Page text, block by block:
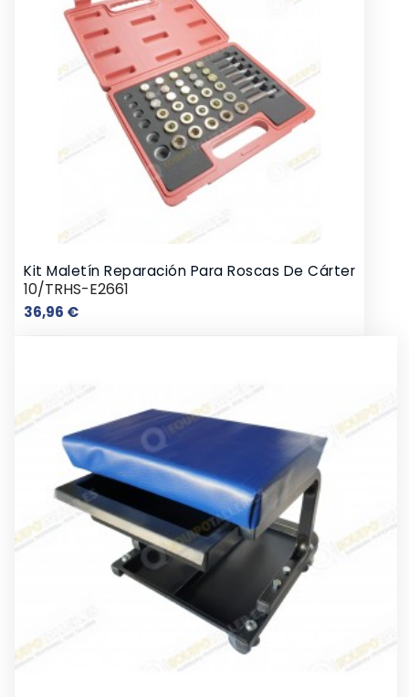
Kit Maletín Reparación Para Roscas De Cárter
10/TRHS-E2661
36,96 €Precio